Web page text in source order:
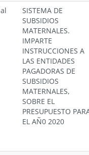
SISTEMA DE
SUBSIDIOS
MATERNALES.
IMPARTE
INSTRUCCIONES A
LAS ENTIDADES
PAGADORAS DE
SUBSIDIOS
MATERNALES,
SOBRE EL
PRESUPUESTO
EL AÑ0 2020